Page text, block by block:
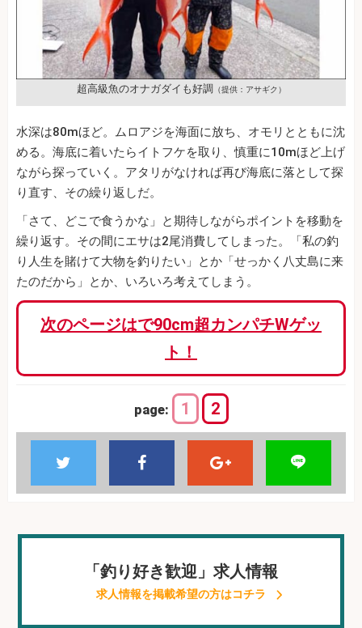
超高級魚のオナガダイも好調 （提供：アサギク）
水深は80mほど。ムロアジを海面に放ち、オモリとともに沈
める。海底に着いたらイトフケを取り、慎重に10mほど上げ
ながら探っていく。アタリがなければ再び海底に落として探
り直す、その繰り返しだ。
「さて、どこで食うかな」と期待しながらポイントを移動を
繰り返す。その間にエサは2尾消費してしまった。「私の釣
り人生を賭けて大物を釣りたい」とか「せっかく八丈島に来
たのだから」とか、いろいろ考えてしまう。
次のページはで90cm超カンパチWゲッ
ト！
page: 1 2
「釣り好き歓迎」求人情報
求人情報を掲載希望の方はコチラ